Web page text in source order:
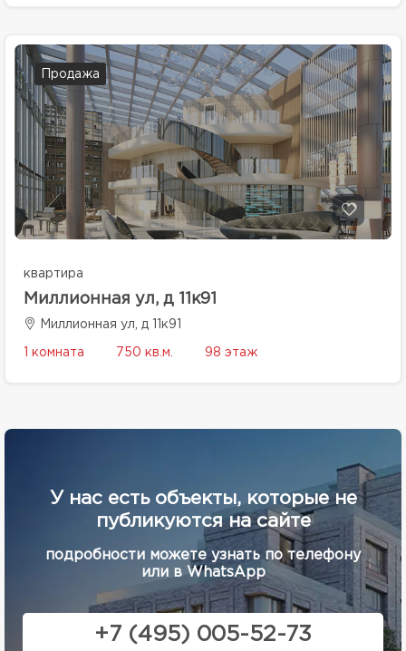
Продажа
квартира
Миллионная ул, д 11к91
Миллионная ул, д 11к91
1 комната 750 кв.м. 98 этаж
У нас есть объекты, которые не
публикуются на сайте
подробности можете узнать по телефону
или в WhatsApp
+7 (495) 005-52-73